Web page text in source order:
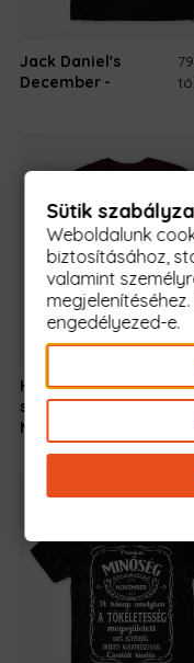
Jack Daniel's
December
tól
Horgász
születésnap -
Május
Sütik
Weboldalunk
biztosításához,
valamint
engedélyezed-e.